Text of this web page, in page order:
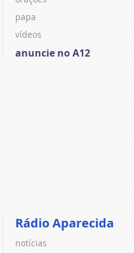
papa
vídeos
anuncie no A12
Rádio Aparecida
notícias